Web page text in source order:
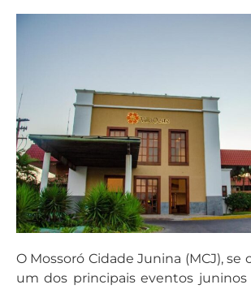
O Mossoró Cidade Junina (MCJ), se
um dos principais eventos juninos